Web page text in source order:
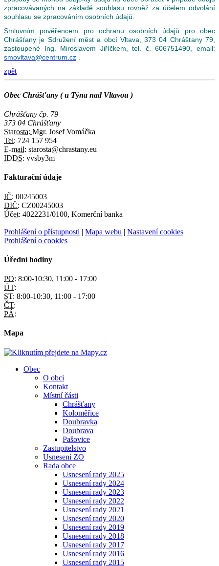
zpracovávaných na základě souhlasu rovněž za účelem odvolání
souhlasu se zpracováním osobních údajů.
Smluvním pověřencem pro ochranu osobních údajů pro obec
Chrášťany je Sdružení měst a obcí Vltava, 373 04 Chrášťany 79,
zastoupené Ing. Miroslavem Jiříčkem, tel. č. 606751490, email:
smovltava@centrum.cz
zpět
Obec Chrášťany ( u Týna nad Vltavou )
Chrášťany čp. 79
373 04 Chrášťany
Starosta: Mgr. Josef Vomáčka
Tel: 724 157 954
E-mail: starosta@chrastany.eu
IDDS: vvsby3m
Fakturační údaje
IČ: 00245003
DIČ: CZ00245003
Účet: 4022231/0100, Komerční banka
Prohlášení o přístupnosti | Mapa webu | Nastavení cookies
Prohlášení o cookies
Úřední hodiny
PO: 8:00-10:30, 11:00 - 17:00
ÚT:
ST: 8:00-10:30, 11:00 - 17:00
ČT:
PÁ:
Mapa
Obec
O obci
Kontakt
Místní části
Chrášťany
Koloměřice
Doubravka
Doubrava
Pašovice
Zastupitelstvo
Usnesení ZO
Rada obce
Usnesení rady 2025
Usnesení rady 2024
Usnesení rady 2023
Usnesení rady 2022
Usnesení rady 2021
Usnesení rady 2020
Usnesení rady 2019
Usnesení rady 2018
Usnesení rady 2017
Usnesení rady 2016
Usnesení rady 2015